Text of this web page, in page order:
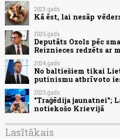
2023.gads
Kā ēst, lai nesāp
2025.gads
Deputāts Ozols pēc
Reiznieces redzēts ar
2024.gads
No baltiešiem tikai
putinismu atbrīvoto
2025.gads
"Traģēdija jaunatnei";
notiekošo Krievijā
Lasītākais